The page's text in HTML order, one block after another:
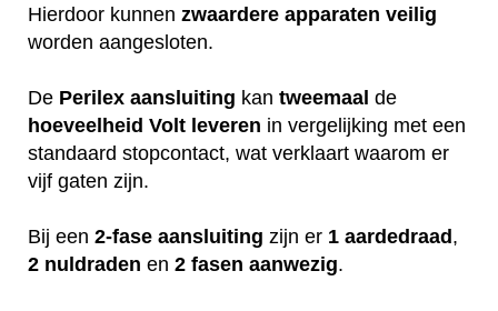
Hierdoor kunnen zwaardere apparaten veilig
worden aangesloten.
De Perilex aansluiting kan tweemaal de
hoeveelheid Volt leveren in vergelijking met een
standaard stopcontact, wat verklaart waarom er
vijf gaten zijn.
Bij een 2-fase aansluiting zijn er 1 aardedraad,
2 nuldraden en 2 fasen aanwezig.